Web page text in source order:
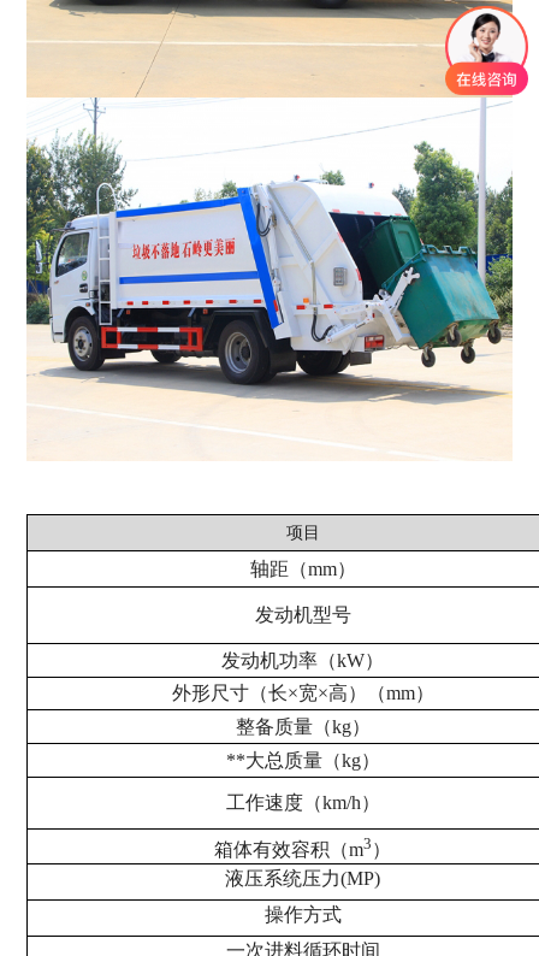
项目
轴距（mm）
发动机型号
发动机功率（kW）
外形尺寸（长×宽×高）（mm）
整备质量（kg）
**大总质量（kg）
工作速度（km/h）
箱体有效容积（m3 ）
液压系统压力(MP)
操作方式
一次进料循环时间